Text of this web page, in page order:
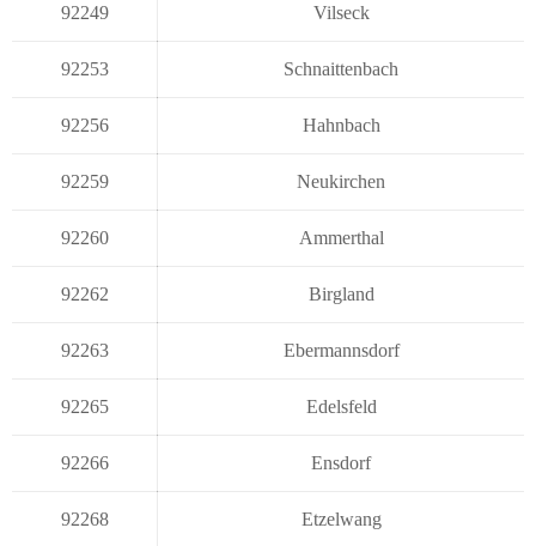
92249 Vilseck
92253 Schnaittenbach
92256 Hahnbach
92259 Neukirchen
92260 Ammerthal
92262 Birgland
92263 Ebermannsdorf
92265 Edelsfeld
92266 Ensdorf
92268 Etzelwang